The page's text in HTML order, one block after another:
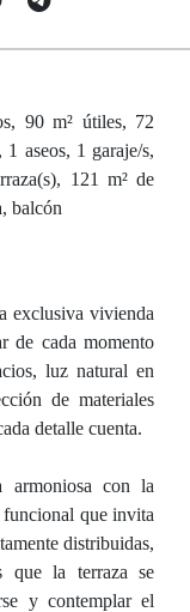
90 m² útiles, 72
aseos, 1 garaje/s,
121 m² de
balcón
exclusiva vivienda
de cada momento
luz natural en
de materiales
detalle cuenta.
armoniosa con la
que invita
distribuidas,
que la terraza se
y contemplar el